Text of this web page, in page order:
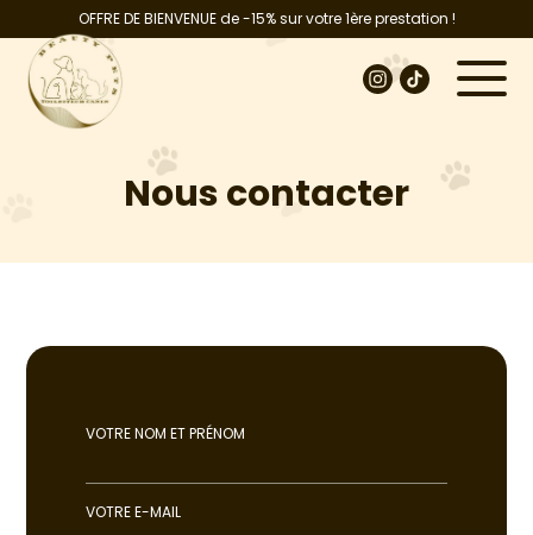
OFFRE DE BIENVENUE de -15% sur votre 1ère prestation !
Nous contacter
VOTRE NOM ET PRÉNOM
VOTRE E-MAIL